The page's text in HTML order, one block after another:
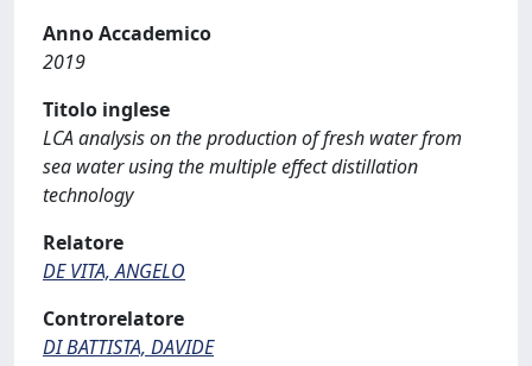
Anno Accademico
2019
Titolo inglese
LCA analysis on the production of fresh water from
sea water using the multiple effect distillation
technology
Relatore
DE VITA, ANGELO
Controrelatore
DI BATTISTA, DAVIDE